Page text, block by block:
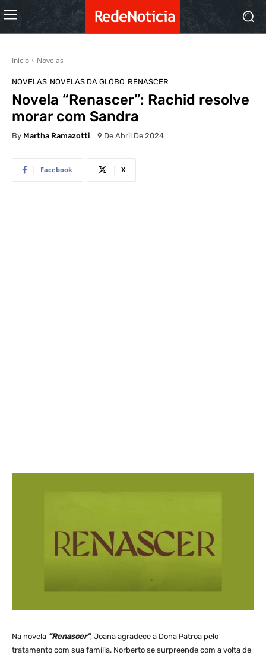
Início Novelas
NOVELAS NOVELAS DA GLOBO RENASCER
Novela “Renascer”: Rachid resolve
morar com Sandra
By Martha Ramazotti 9 De Abril De 2024
Facebook X
Na novela “Renascer”, Joana agradece a Dona Patroa pelo
tratamento com sua família. Norberto se surpreende com a volta de